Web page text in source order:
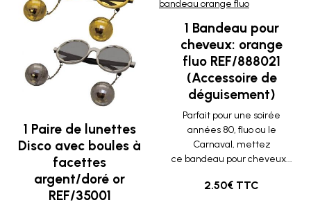
1 Paire de lunettes
Disco avec boules à
facettes
argent/doré or
REF/35001
1 Bandeau pour
cheveux: orange
fluo REF/888021
(Accessoire de
déguisement)
Parfait pour une soirée
années 80, fluo ou le
Carnaval, mettez
ce bandeau pour cheveux...
2.50€ TTC